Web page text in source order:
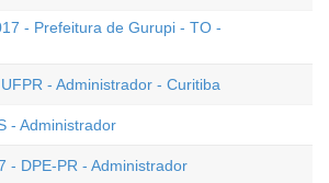
- Prefeitura de Gurupi - TO -
- Administrador - Curitiba
- Administrador
- DPE-PR - Administrador